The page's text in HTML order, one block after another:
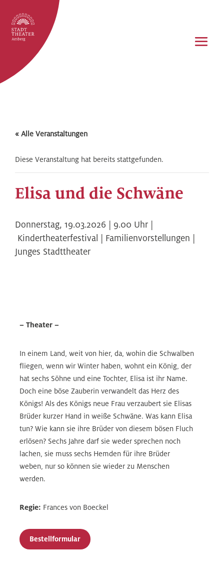
« Alle Veranstaltungen
Diese Veranstaltung hat bereits stattgefunden.
Elisa und die Schwäne
Donnerstag, 19.03.2026 | 9.00 Uhr |
Kindertheaterfestival | Familienvorstellungen |
Junges Stadttheater
– Theater –
In einem Land, weit von hier, da, wohin die Schwalben
fliegen, wenn wir Winter haben, wohnt ein König, der
hat sechs Söhne und eine Tochter, Elisa ist ihr Name.
Doch eine böse Zauberin verwandelt das Herz des
Königs! Als des Königs neue Frau verzaubert sie Elisas
Brüder kurzer Hand in weiße Schwäne. Was kann Elisa
tun? Wie kann sie ihre Brüder von diesem bösen Fluch
erlösen? Sechs Jahre darf sie weder sprechen noch
lachen, sie muss sechs Hemden für ihre Brüder
weben, nur so können sie wieder zu Menschen
werden.
Regie: Frances von Boeckel
Bestellformular